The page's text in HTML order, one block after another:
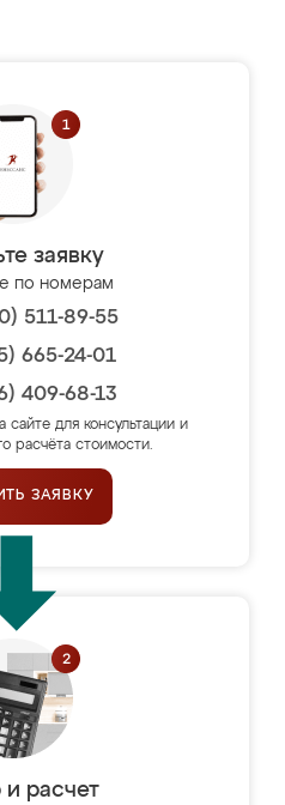
заявку
по номерам
511-89-55
665-24-01
409-68-13
сайте для консультации и
расчёта стоимости.
ЗАЯВКУ
расчет